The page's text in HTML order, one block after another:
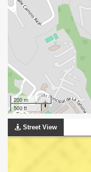
200 m
500 ft
Street View